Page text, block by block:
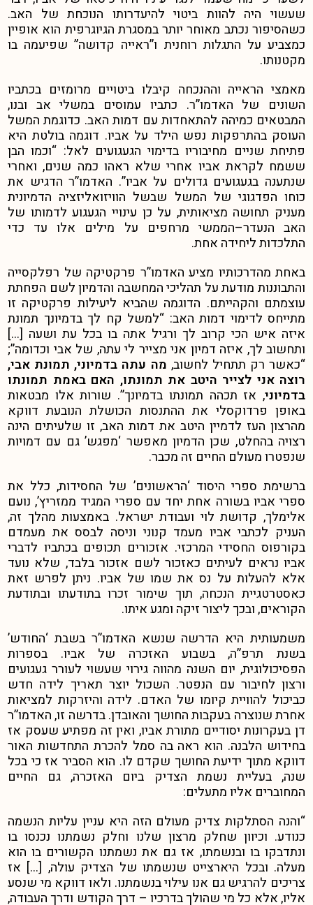
שעשוי היה להוות ביטוי להיעדרותו הנוכחת של האב.
כשהסיפור נכתב מאוחר יותר במסגרת הגיוגרפית הוא אופיין
כמצביע על התגלות רוחנית ו”ראייה קדושה” שפיעמה בו
מקטנותו.
מאמצי הראייה וההנכחה קיבלו ביטויים מרומזים בכתביו
השונים של האדמו”ר. כתביו עמוסים במשלי אב ובנו,
המבטאים כמיהה להתאחדות עם דמות האב. כדוגמת המשל
העוסק בהתרפקות נפש הילד על אביו. דוגמה בולטת היא
פתיחת שניים מחיבוריו בדימוי הגעגועים לאל: “וכמו הבן
ששמח לקראת אביו אחרי שלא ראהו כמה שנים, ואחרי
שנתענה בגעגועים גדולים על אביו”. האדמו”ר הדגיש את
כוחו הפדגוגי של המשל שבשל הוויזואליזציה הדמיונית
מעניק תחושה מציאותית, על כן עינויי הגעגוע לדמותו של
האב הנעדר–הממשי מרחפים על מילים אלו עד כדי
התלכדות ליחידה אחת.
באחת מהדרכותיו מציע האדמו”ר פרקטיקה של רפלקסייה
והתבוננות מודעת על תהליכי המחשבה והדמיון לשם הפחתת
עוצמתם והקהייתם. הדוגמה שהביא ליעילות פרקטיקה זו
מתייחס לדימוי דמות האב: “למשל קח לך בדמיונך תמונת
איזה איש הכי קרוב לך ורגיל אתה בו בכל עת ושעה […]
ותחשוב לך, איזה דמיון אני מצייר לי עתה, של אבי וכדומה”;
“כאשר רק תתחיל לחשוב, מה עתה בדמיוני, תמונת אבי,
רוצה אני לצייר היטב את תמונתו, האם באמת תמונתו
בדמיוני, אז תכהה תמונתו בדמיונך”. שורות אלו מבטאות
באופן פרדוקסלי את ההתנסות הכושלת הנובעת דווקא
מהרצון העז לדמיין היטב את דמות האב, זו שלעיתים הינה
רצויה בהחלט, שכן הדמיון מאפשר ‘מפגש’ גם עם דמויות
שנפטרו מעולם החיים זה מכבר.
ברשימת ספרי היסוד ‘הראשונים’ של החסידות, כלל את
ספרי אביו בשורה אחת יחד עם ספרי המגיד ממזריץ’, נועם
אלימלך, קדושת לוי ועבודת ישראל. באמצעות מהלך זה,
העניק לכתבי אביו מעמד קנוני וניסה לבסס את מעמדם
בקורפוס החסידי המרכזי. אזכורים תכופים בכתביו לדברי
אביו נראים לעיתים כאזכור לשם אזכור בלבד, שלא נועד
אלא להעלות על נס את שמו של אביו. ניתן לפרש זאת
כאסטרטגיית הנכחה, תוך שימור זכרו בתודעתו ובתודעת
הקוראים, ובכך ליצור זיקה ומגע איתו.
משמעותית היא הדרשה שנשא האדמו”ר בשבת ‘החודש’
בשנת תרפ”ה, בשבוע האזכרה של אביו. בספרות
הפסיכולוגית, יום השנה מהווה גירוי שעשוי לעורר געגועים
ורצון לחיבור עם הנפטר. השכול יוצר תאריך לידה חדש
כביכול להוויית קיומו של האדם. לידה והיזרקות למציאות
אחרת שנוצרה בעקבות החושך והאובדן.בדרשה זו, האדמו”ר
דן בעקרונות יסודיים מתורת אביו, ואין זה מפתיע שעסק אז
בחידוש הלבנה. הוא ראה בה סמל להכרת התחדשות האור
דווקא מתוך ידיעת החושך שקדם לו. הוא הסביר אז כי בכל
שנה, בעליית נשמת הצדיק ביום האזכרה, גם החיים
המחוברים אליו מתעלים:
“והנה הסתלקות צדיק מעולם הזה היא עניין עליות הנשמה
כנודע. וכיוון שחלק מרצון שלנו וחלק נשמתנו נכנסו בו
ונתדבקו בו ובנשמתו, אז גם את נשמתנו הקשורים בו הוא
מעלה. ובכל היארצייט שנשמתו של הצדיק עולה, […] אז
צריכים להרגיש גם אנו עילוי בנשמתנו. ולאו דווקא מי שנסע
אליו, אלא כל מי שהולך בדרכיו – דרך הקודש ודרך העבודה,